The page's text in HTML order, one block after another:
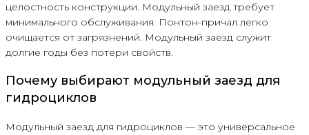
целостность конструкции. Модульный заезд требует
минимального обслуживания. Понтон-причал легко
очищается от загрязнений. Модульный заезд служит
долгие годы без потери свойств.
Почему выбирают модульный заезд для
гидроциклов
Модульный заезд для гидроциклов — это универсальное